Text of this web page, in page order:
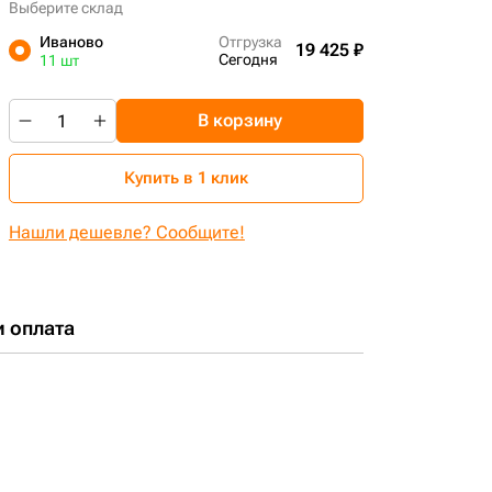
Выберите склад
Иваново
11 шт
Отгрузка
Сегодня
19 425 ₽
В корзину
Купить в 1 клик
Нашли дешевле? Сообщите!
оплата